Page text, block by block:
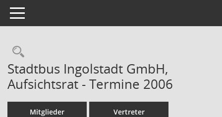
Toggle navigation
Rechercheauswahl
Stadtbus Ingolstadt GmbH,
Aufsichtsrat - Termine 2006
Mitglieder Vertreter